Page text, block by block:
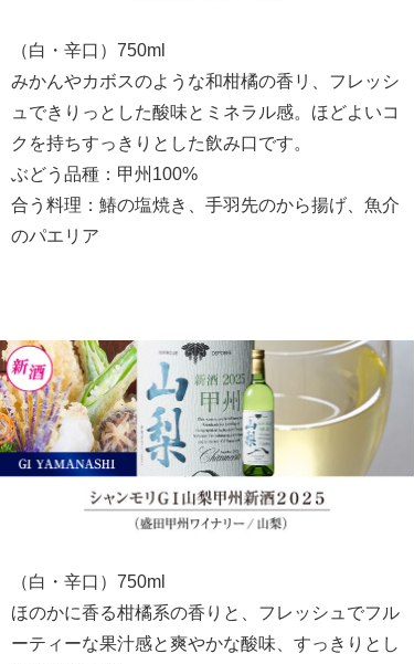
（白・辛口）750ml
みかんやカボスのような和柑橘の香リ、フレッシ
ュできりっとした酸味とミネラル感。ほどよいコ
クを持ちすっきりとした飲み口です。
ぶどう品種：甲州100%
合う料理：鰆の塩焼き、手羽先のから揚げ、魚介
のパエリア
（白・辛口）750ml
ほのかに香る柑橘系の香りと、フレッシュでフル
ーティーな果汁感と爽やかな酸味、すっきりとし